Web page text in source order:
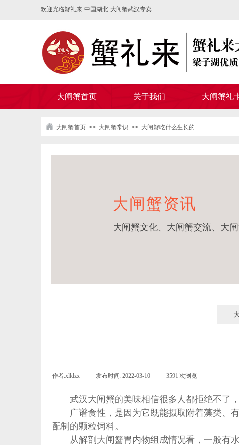
欢迎光临蟹礼来·中国湖北·大闸蟹武汉专卖
大闸蟹首页 关于我们 大闸蟹礼
大闸蟹首页 >> 大闸蟹常识 >> 大闸蟹吃什么生长的
大闸蟹资讯​
作者:xlldzx 发布时间: 2022-03-10 3591 次浏览
武汉大闸蟹的美味相信很多人都拒绝不了
广谱食性，是因为它既能摄取附着藻类、
配制的颗粒饲料。
从解剖大闸蟹胃内物组成情况看，一般有
大闸蟹文化、 大闸蟹交流、 大